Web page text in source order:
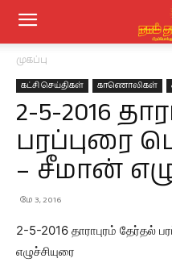
முகப்பு
கட்சி செய்திகள் காணொலிகள்
2-5-2016
பரப்புரை
– சீமான்
மே 3, 2016
2-5-2016 தாராபுரம் தேர்தல்
எழுச்சியுரை